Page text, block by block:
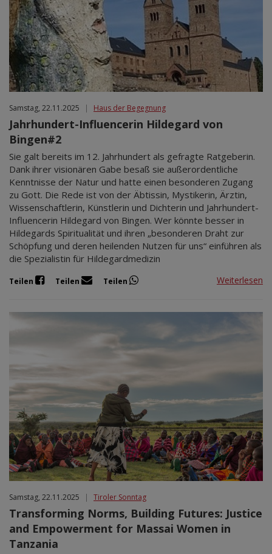
Samstag, 22.11.2025 | Haus der Begegnung
Jahrhundert-Influencerin Hildegard von
Bingen#2
Sie galt bereits im 12. Jahrhundert als gefragte Ratgeberin.
Dank ihrer visionären Gabe besaß sie außerordentliche
Kenntnisse der Natur und hatte einen besonderen Zugang
zu Gott. Die Rede ist von der Äbtissin, Mystikerin, Ärztin,
Wissenschaftlerin, Künstlerin und Dichterin und Jahrhundert-
Influencerin Hildegard von Bingen. Wer könnte besser in
Hildegards Spiritualität und ihren „besonderen Draht zur
Schöpfung und deren heilenden Nutzen für uns“ einführen als
die Spezialistin für Hildegardmedizin
Teilen Teilen Teilen Weiterlesen
Samstag, 22.11.2025 | Tiroler Sonntag
Transforming Norms, Building Futures: Justice
and Empowerment for Massai Women in
Tanzania